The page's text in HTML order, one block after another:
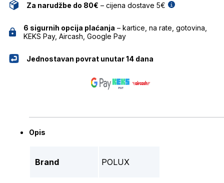
Za narudžbe do 80€ – cijena dostave 5€
6 sigurnih opcija plaćanja – kartice, na rate, gotovina,
KEKS Pay, Aircash, Google Pay
Jednostavan povrat unutar 14 dana
Opis
Brand POLUX